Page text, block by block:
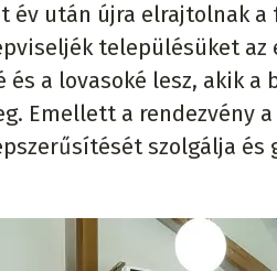
év után újra elrajtolnak
településüket az
a lovasoké lesz, akik a
Emellett a rendezvény
szolgálja és